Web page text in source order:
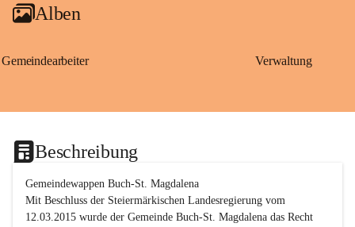
Alben
Gemeindearbeiter Verwaltung
Beschreibung
Gemeindewappen Buch-St. Magdalena
Mit Beschluss der Steiermärkischen Landesregierung vom
12.03.2015 wurde der Gemeinde Buch-St. Magdalena das Recht